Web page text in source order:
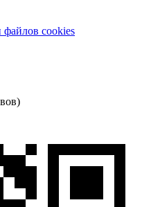
cookies